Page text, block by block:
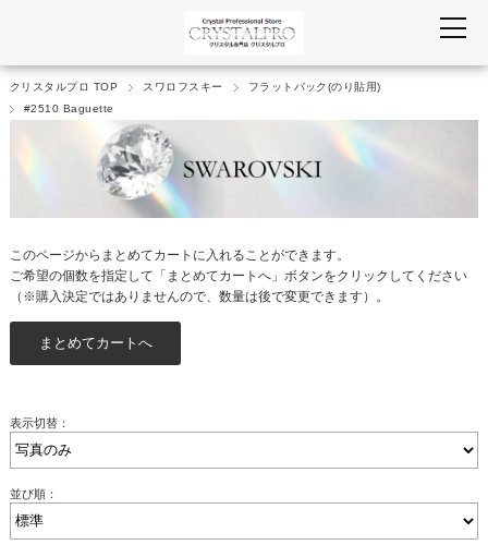
クリスタルプロ TOP スワロフスキー
フラットバック(のり貼用)
#2510 Baguette
このページからまとめてカートに入れることができます。
ご希望の個数を指定して「まとめてカートへ」ボタンをクリックしてください
（※購入決定ではありませんので、数量は後で変更できます）。
表示切替：
並び順：